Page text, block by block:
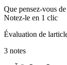
Que pensez-vous
Notez-le en 1 clic
Évaluation de
3 notes